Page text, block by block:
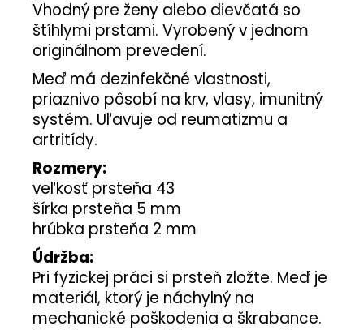
Vhodný pre ženy alebo dievčatá so
štíhlymi prstami. Vyrobený v jednom
originálnom prevedení.
Meď má dezinfekčné vlastnosti,
priaznivo pôsobí na krv, vlasy, imunitný
systém. Uľavuje od reumatizmu a
artritídy.
Rozmery:
veľkosť prsteňa 43
šírka prsteňa 5 mm
hrúbka prsteňa 2 mm
Údržba:
Pri fyzickej práci si prsteň zložte. Meď je
materiál, ktorý je náchylný na
mechanické poškodenia a škrabance.